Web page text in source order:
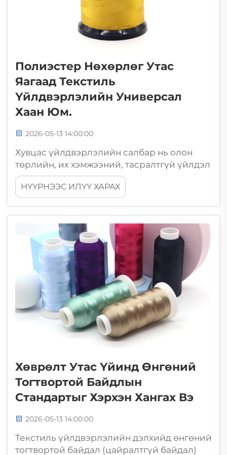
Полиэстер Нөхөрлөг Утас
Яагаад Текстиль
Үйлдвэрлэлийн Универсал
Хаан Юм.
2026-05-13 14:00:00
Хувцас үйлдвэрлэлийн салбар нь олон
төрлийн, их хэмжээний, тасралтгүй үйлдэл
хийх шаардлагатай салбар бөлгөөн. Түүнд
нийтлэд ашиглагдаж буй нэг материал —
полиэстер нөхөрлөг утас — текстиль ба
хэрэглэдэг үндсэн сонголт гэж үүрд хүртэл
хүчтэй баталгаажуулж чаджээ...
НҮҮРНЭЭС ИЛҮҮ ХАРАХ
Хөврөлт Утас Үйинд Өнгөний
Тогтвортой Байдлын
Стандартыг Хэрхэн Хангах Вэ
2026-05-13 14:00:00
Текстиль үйлдвэрлэлийн дэлхийд өнгөний
тогтвортой байдал (цайралтгүй байдал)